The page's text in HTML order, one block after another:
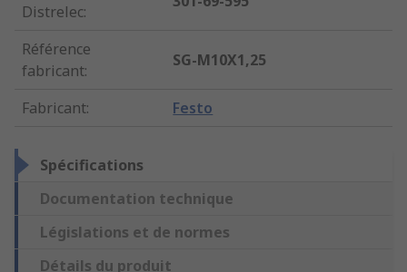
Distrelec:
Référence
fabricant:
SG-M10X1,25
Fabricant: Festo
Spécifications
Documentation technique
Législations et de normes
Détails du produit